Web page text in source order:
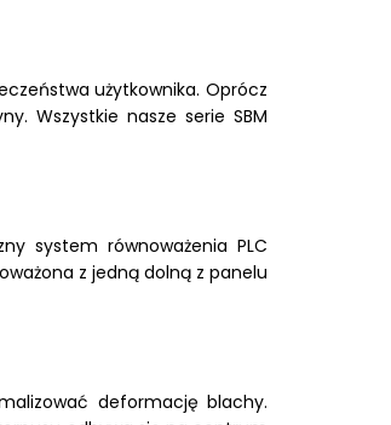
użytkownika. Oprócz
Wszystkie nasze serie SBM
system równoważenia PLC
z jedną dolną z panelu
deformację blachy.